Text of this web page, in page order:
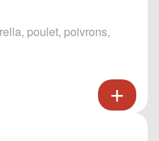
poulet, poivrons,